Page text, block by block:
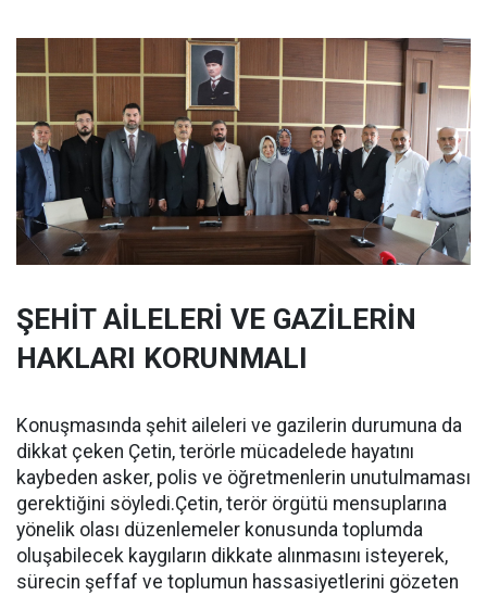
ŞEHİT AİLELERİ VE GAZİLERİN
HAKLARI KORUNMALI
Konuşmasında şehit aileleri ve gazilerin durumuna da
dikkat çeken Çetin, terörle mücadelede hayatını
kaybeden asker, polis ve öğretmenlerin unutulmaması
gerektiğini söyledi.Çetin, terör örgütü mensuplarına
yönelik olası düzenlemeler konusunda toplumda
oluşabilecek kaygıların dikkate alınmasını isteyerek,
sürecin şeffaf ve toplumun hassasiyetlerini gözeten